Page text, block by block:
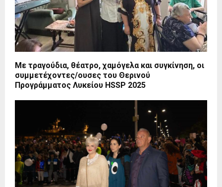
Με τραγούδια, θέατρο, χαμόγελα και συγκίνηση, οι
συμμετέχοντες/ουσες του Θερινού
Προγράμματος Λυκείου HSSP 2025